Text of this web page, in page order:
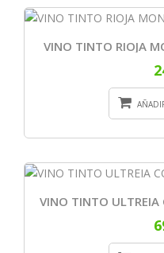
VINO TINTO RIOJA
VINO TINTO ULTREIA